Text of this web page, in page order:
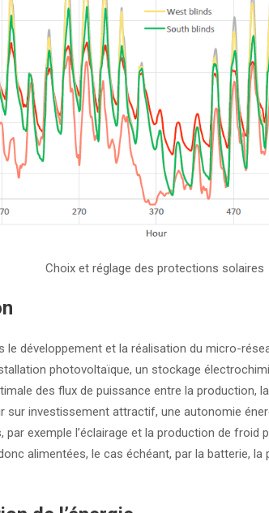
Choix et réglage des protections solaires
développement et la réalisation du micro-
photovoltaïque, un stockage
des flux de puissance entre la production,
sur investissement attractif, une autonomie
par exemple l’éclairage et la production de
alimentées, le cas échéant, par la batterie,